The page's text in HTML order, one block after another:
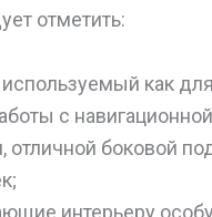
отметить:
как
с
отличной боковой
интерьеру